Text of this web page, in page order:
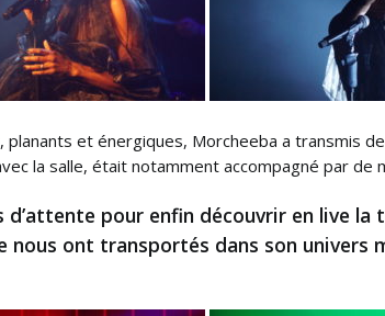
planants et énergiques, Morcheeba a transmis
la salle, était notamment accompagné par de
d’attente pour enfin découvrir en live
nous ont transportés dans son univers